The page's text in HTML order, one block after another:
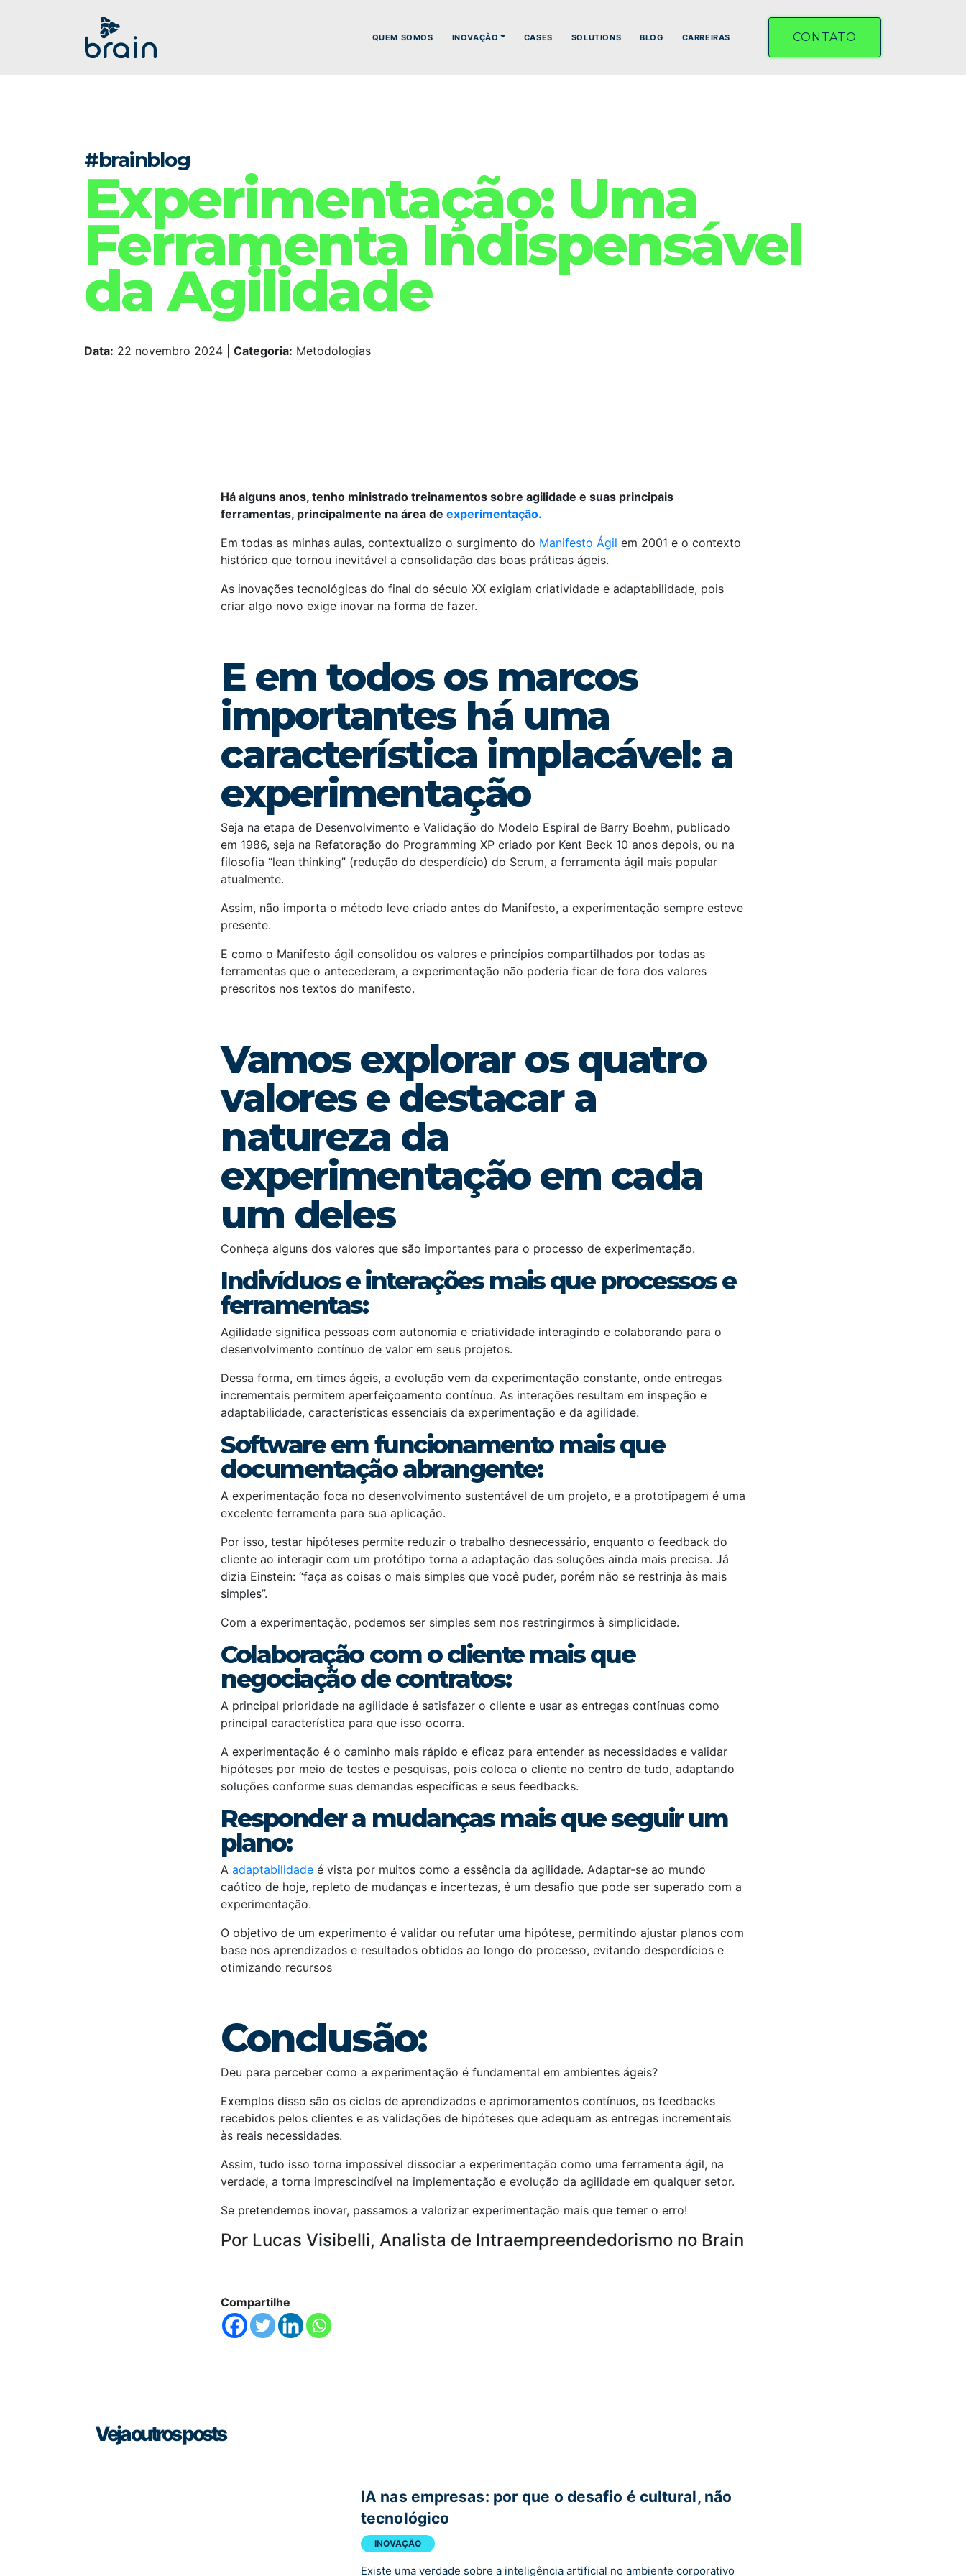
QUEM SOMOS INOVAÇÃO CASES SOLUTIONS BLOG CARREIRAS CONTATO
#brainblog
Experimentação: Uma
Ferramenta Indispensável
da Agilidade
Data: 22 novembro 2024 Categoria: Metodologias
Há alguns anos, tenho ministrado treinamentos sobre agilidade e suas principais
ferramentas, principalmente na área de experimentação.
Em todas as minhas aulas, contextualizo o surgimento do Manifesto Ágil em 2001 e o contexto
histórico que tornou inevitável a consolidação das boas práticas ágeis.
As inovações tecnológicas do final do século XX exigiam criatividade e adaptabilidade, pois
criar algo novo exige inovar na forma de fazer.
E em todos os marcos
importantes há uma
característica implacável: a
experimentação
Seja na etapa de Desenvolvimento e Validação do Modelo Espiral de Barry Boehm, publicado
em 1986, seja na Refatoração do Programming XP criado por Kent Beck 10 anos depois, ou na
filosofia “lean thinking” (redução do desperdício) do Scrum, a ferramenta ágil mais popular
atualmente.
Assim, não importa o método leve criado antes do Manifesto, a experimentação sempre esteve
presente.
E como o Manifesto ágil consolidou os valores e princípios compartilhados por todas as
ferramentas que o antecederam, a experimentação não poderia ficar de fora dos valores
prescritos nos textos do manifesto.
Vamos explorar os quatro
valores e destacar a
natureza da
experimentação em cada
um deles
Conheça alguns dos valores que são importantes para o processo de experimentação.
Indivíduos e interações mais que processos e
ferramentas:
Agilidade significa pessoas com autonomia e criatividade interagindo e colaborando para o
desenvolvimento contínuo de valor em seus projetos.
Dessa forma, em times ágeis, a evolução vem da experimentação constante, onde entregas
incrementais permitem aperfeiçoamento contínuo. As interações resultam em inspeção e
adaptabilidade, características essenciais da experimentação e da agilidade.
Software em funcionamento mais que
documentação abrangente:
A experimentação foca no desenvolvimento sustentável de um projeto, e a prototipagem é uma
excelente ferramenta para sua aplicação.
Por isso, testar hipóteses permite reduzir o trabalho desnecessário, enquanto o feedback do
cliente ao interagir com um protótipo torna a adaptação das soluções ainda mais precisa. Já
dizia Einstein: “faça as coisas o mais simples que você puder, porém não se restrinja às mais
simples”.
Com a experimentação, podemos ser simples sem nos restringirmos à simplicidade.
Colaboração com o cliente mais que
negociação de contratos:
A principal prioridade na agilidade é satisfazer o cliente e usar as entregas contínuas como
principal característica para que isso ocorra.
A experimentação é o caminho mais rápido e eficaz para entender as necessidades e validar
hipóteses por meio de testes e pesquisas, pois coloca o cliente no centro de tudo, adaptando
soluções conforme suas demandas específicas e seus feedbacks.
Responder a mudanças mais que seguir um
plano:
A adaptabilidade é vista por muitos como a essência da agilidade. Adaptar-se ao mundo
caótico de hoje, repleto de mudanças e incertezas, é um desafio que pode ser superado com a
experimentação.
O objetivo de um experimento é validar ou refutar uma hipótese, permitindo ajustar planos com
base nos aprendizados e resultados obtidos ao longo do processo, evitando desperdícios e
otimizando recursos
Conclusão:
Deu para perceber como a experimentação é fundamental em ambientes ágeis?
Exemplos disso são os ciclos de aprendizados e aprimoramentos contínuos, os feedbacks
recebidos pelos clientes e as validações de hipóteses que adequam as entregas incrementais
às reais necessidades.
Assim, tudo isso torna impossível dissociar a experimentação como uma ferramenta ágil, na
verdade, a torna imprescindível na implementação e evolução da agilidade em qualquer setor.
Se pretendemos inovar, passamos a valorizar experimentação mais que temer o erro!
Por Lucas Visibelli, Analista de Intraempreendedorismo no Brain
Compartilhe
Veja outros posts
IA nas empresas: por que o desafio é cultural, não
tecnológico
INOVAÇÃO
Existe uma verdade sobre a inteligência artificial no ambiente corporativo